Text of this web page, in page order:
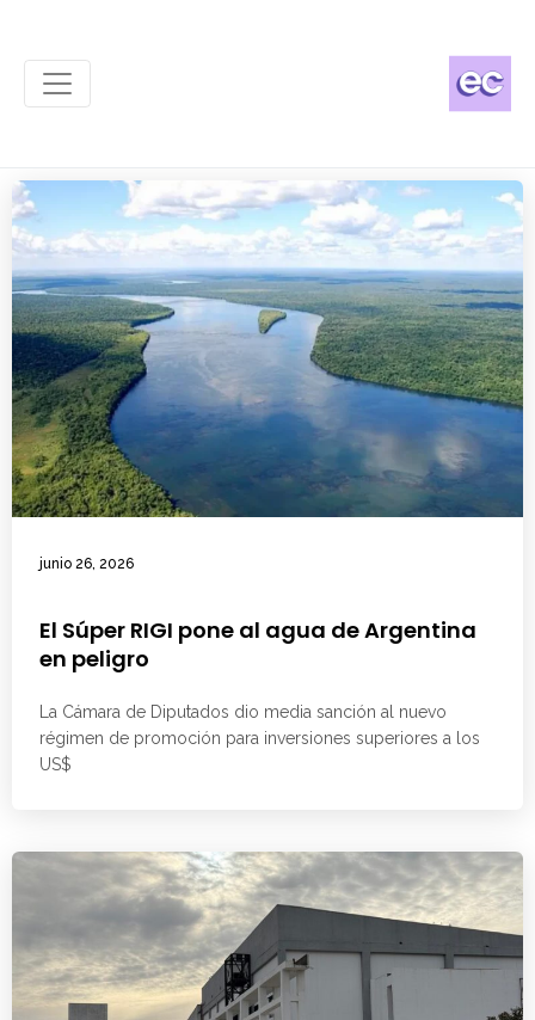
junio 26, 2026
El Súper RIGI pone al agua de Argentina
en peligro
La Cámara de Diputados dio media sanción al nuevo
régimen de promoción para inversiones superiores a los
US$